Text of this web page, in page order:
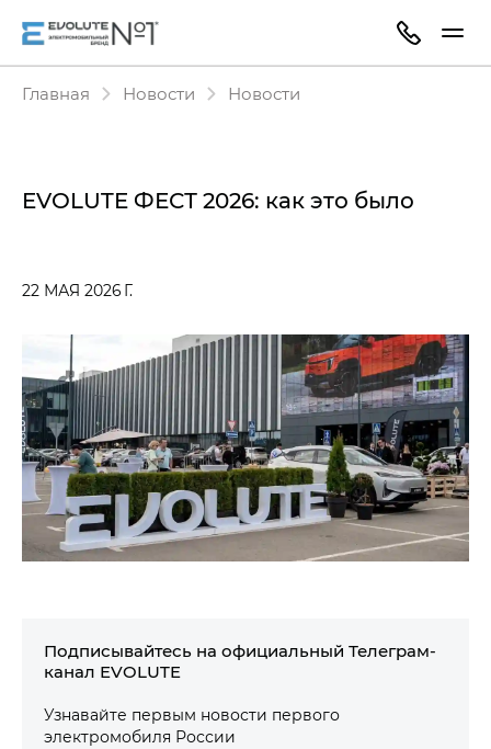
Главная Новости Новости
EVOLUTE ФЕСТ 2026: как это было
22 МАЯ 2026 Г.
Подписывайтесь на официальный Телеграм-
канал EVOLUTE
Узнавайте первым новости первого
электромобиля России